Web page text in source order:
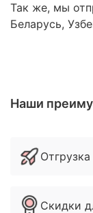
Так же, мы
Беларусь,
Наши
Скидки